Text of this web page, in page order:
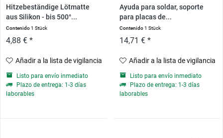
Hitzebeständige Lötmatte
aus Silikon - bis 500°...
Contenido1 Stück
4,88 € *
Añadir a la lista de vigilancia
Listo para envío inmediato
Plazo de entrega: 1-3 días
laborables
Ayuda para soldar, soporte
para placas de...
Contenido1 Stück
14,71 € *
Añadir a la lista de vigilancia
Listo para envío inmediato
Plazo de entrega: 1-3 días
laborables